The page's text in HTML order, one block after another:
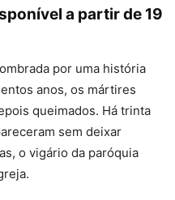
a partir de 19
por uma história
anos, os mártires
queimados. Há trinta
sem deixar
o vigário da paróquia